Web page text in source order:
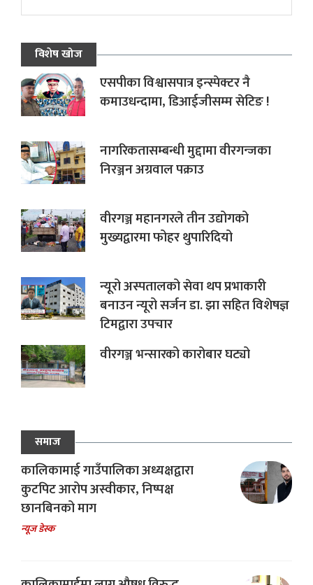
विशेष खोज
एसपीका विश्वासपात्र इन्स्पेक्टर नै
कमाउधन्दामा, डिआईजीसम्म सेटिङ !
नागरिकतासम्बन्धी मुद्दामा वीरगन्जका
निरञ्जन अग्रवाल पक्राउ
वीरगञ्ज महानगरले तीन उद्योगको
मुख्यद्वारमा फोहर थुपारिदियो
न्यूरो अस्पतालको सेवा थप प्रभाकारी
बनाउन न्यूरो सर्जन डा. झा सहित विशेषज्ञ
टिमद्वारा उपचार
वीरगञ्ज भन्सारको कारोबार घट्यो
समाज
कालिकामाई गाउँपालिका अध्यक्षद्वारा
कुटपिट आरोप अस्वीकार, निष्पक्ष
छानबिनको माग
न्यूज डेस्क